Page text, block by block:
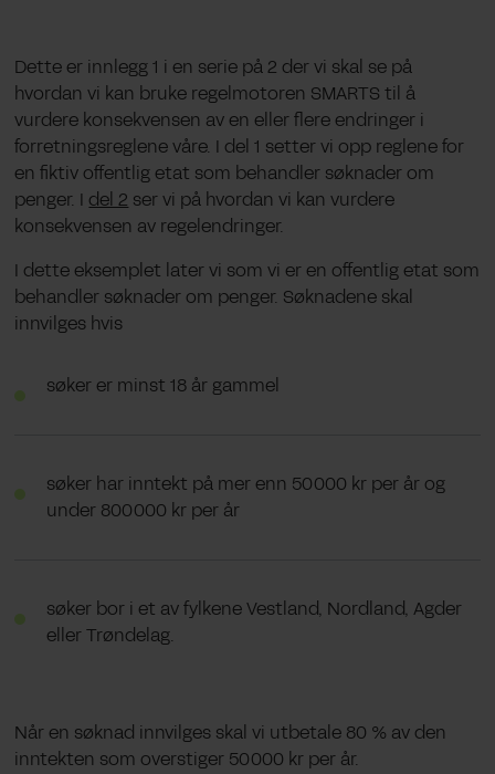
Dette er innlegg 1 i en serie på 2 der vi skal se på
hvordan vi kan bruke regelmotoren SMARTS til å
vurdere konsekvensen av en eller flere endringer i
forretningsreglene våre. I del 1 setter vi opp reglene for
en fiktiv offentlig etat som behandler søknader om
penger. I del 2 ser vi på hvordan vi kan vurdere
konsekvensen av regelendringer.
I dette eksemplet later vi som vi er en offentlig etat som
behandler søknader om penger. Søknadene skal
innvilges hvis
søker er minst 18 år gammel
søker har inntekt på mer enn 50 000 kr per år og
under 800 000 kr per år
søker bor i et av fylkene Vestland, Nordland, Agder
eller Trøndelag.
Når en søknad innvilges skal vi utbetale 80 % av den
inntekten som overstiger 50 000 kr per år.